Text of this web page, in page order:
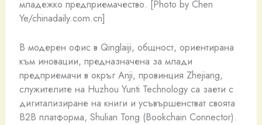
младежко предприемачество. [Photo by Chen
Ye/chinadaily.com.cn]
В модерен офис в Qinglaiji, общност, ориентирана
към иновации, предназначена за млади
предприемачи в окръг Anji, провинция Zhejiang,
служителите на Huzhou Yunti Technology са заети с
дигитализиране на книги и усъвършенстват своята
B2B платформа, Shulian Tong (Bookchain Connector).